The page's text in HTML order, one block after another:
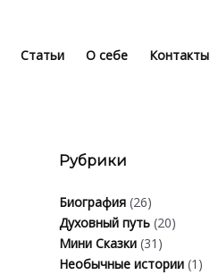
Статьи О себе Контакты
Рубрики
Биография (26)
Духовный путь (20)
Мини Сказки (31)
Необычные истории (1)